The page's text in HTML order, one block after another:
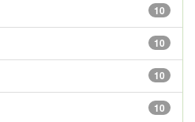
10
10
10
10